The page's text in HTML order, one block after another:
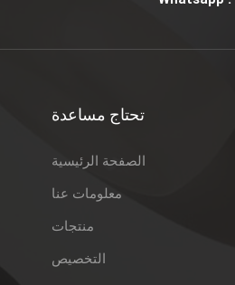
تحتاج مساعدة
الصفحة الرئيسية
معلومات عنا
منتجات
التخصيص